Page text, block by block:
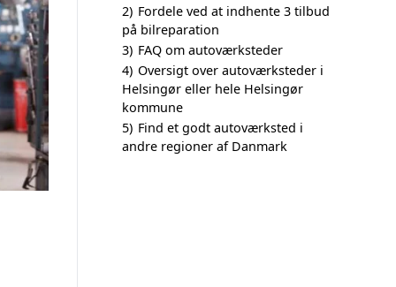
2) Fordele ved at indhente 3 tilbud
på bilreparation
3) FAQ om autoværksteder
4) Oversigt over autoværksteder i
Helsingør eller hele Helsingør
kommune
5) Find et godt autoværksted i
andre regioner af Danmark